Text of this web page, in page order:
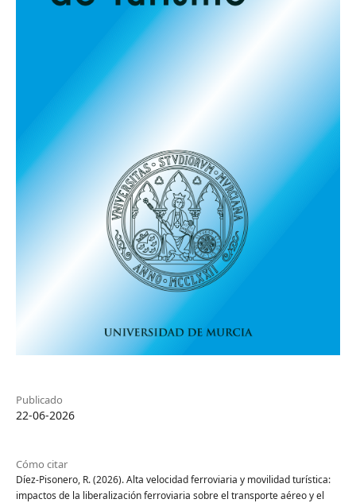
Publicado
22-06-2026
Cómo citar
Díez-Pisonero, R. (2026). Alta velocidad ferroviaria y movilidad turística:
impactos de la liberalización ferroviaria sobre el transporte aéreo y el